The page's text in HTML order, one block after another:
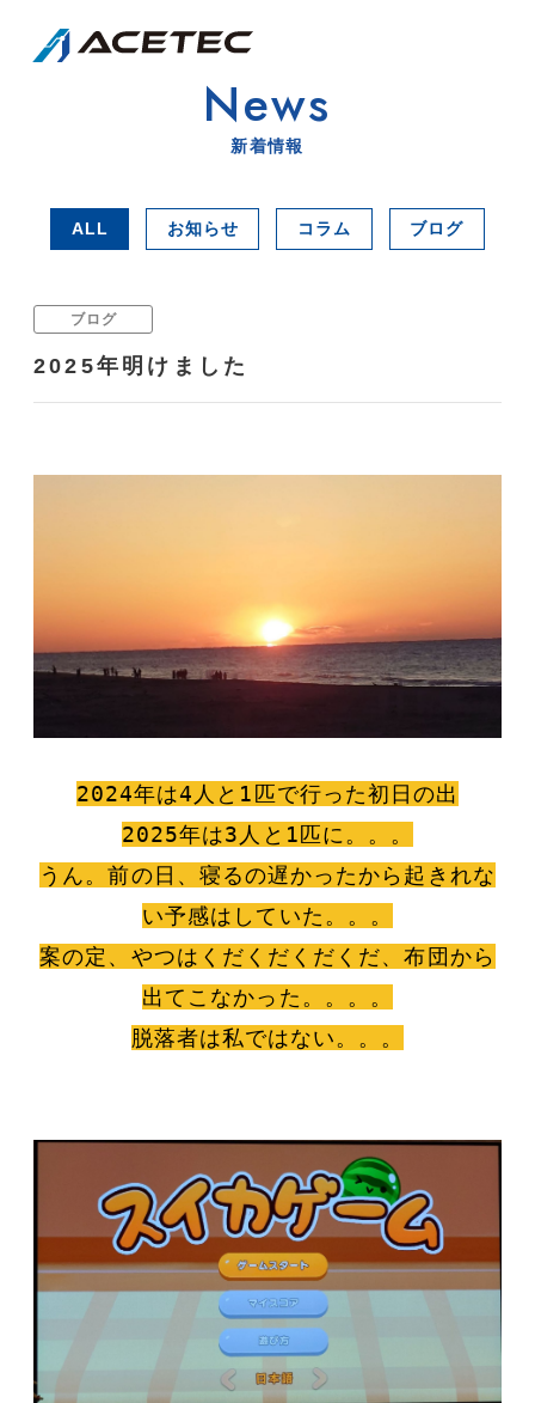
News
新着情報
ALL お知らせ コラム ブログ
ブログ
2025年明けました
2024年は4人と1匹で行った初日の出
2025年は3人と1匹に。。。
うん。前の日、寝るの遅かったから起きれな
い予感はしていた。。。
案の定、やつはくだくだくだくだ、布団から
出てこなかった。。。。
脱落者は私ではない。。。